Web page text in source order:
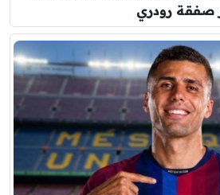
صفقة رودري